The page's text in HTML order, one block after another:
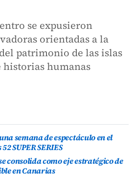
se expusieron
orientadas a la
patrimonio de las islas
humanas
semana de espectáculo en el
SUPER SERIES
consolida como eje estratégico de
en Canarias